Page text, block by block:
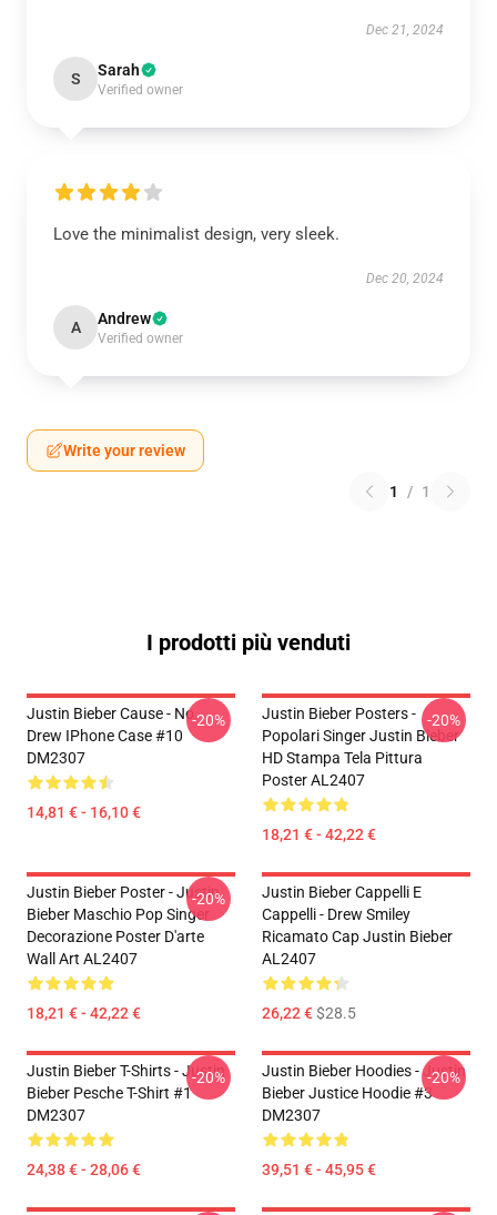
Dec 21, 2024
S Sarah
Verified owner
Love the minimalist design, very sleek.
Dec 20, 2024
A Andrew
Verified owner
Write your review
1 / 1
I prodotti più venduti
Justin Bieber Cause - No.
Drew IPhone Case #10
DM2307
14,81 € - 16,10 €
-20%
Justin Bieber Posters -
Popolari Singer Justin Bieber
HD Stampa Tela Pittura
Poster AL2407
18,21 € - 42,22 €
-20%
Justin Bieber Poster - Justin
Bieber Maschio Pop Singer
Decorazione Poster D'arte
Wall Art AL2407
18,21 € - 42,22 €
-20%
Justin Bieber Cappelli E
Cappelli - Drew Smiley
Ricamato Cap Justin Bieber
AL2407
26,22 €$28.5
Justin Bieber T-Shirts - Justin
Bieber Pesche T-Shirt #1
DM2307
24,38 € - 28,06 €
-20%
Justin Bieber Hoodies - Justin
Bieber Justice Hoodie #3
DM2307
39,51 € - 45,95 €
-20%